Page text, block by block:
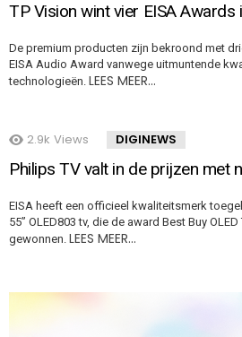
TP Vision wint vier EISA
De premium producten zijn bekroond met
EISA Audio Award vanwege uitmuntende
technologieën. LEES MEER…
2.9k Views DIGINEWS
Philips TV valt in de prijzen met
EISA heeft een officieel kwaliteitsmerk
55” OLED803 tv, die de award Best Buy
gewonnen. LEES MEER…